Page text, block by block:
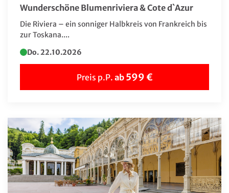
Mauritius
Monaco
Monaco
Montenegro
Namibia
Niederlande
Norwegen
Polen
Portugal
Wunderschöne Blumenriviera & Cote d`Azur
Die Riviera – ein sonniger Halbkreis von Frankreich bis
zur Toskana....
Do. 22.10.2026
Preis p.P. ab 599 €